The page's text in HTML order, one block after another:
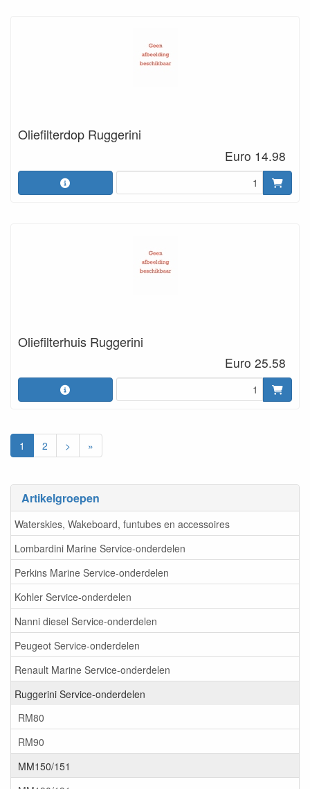
Artikelgroepen
Waterskies, Wakeboard, funtubes en accessoires
Lombardini Marine Service-onderdelen
Perkins Marine Service-onderdelen
Kohler Service-onderdelen
Nanni diesel Service-onderdelen
Peugeot Service-onderdelen
Renault Marine Service-onderdelen
Ruggerini Service-onderdelen
RM80
RM90
MM150/151
Oliefilterdop Ruggerini
Euro 14.98
Oliefilterhuis Ruggerini
Euro 25.58
1 2 > »